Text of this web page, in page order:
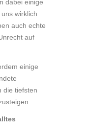
dabei einige
wirklich
auch echte
auf
einige
die tiefsten